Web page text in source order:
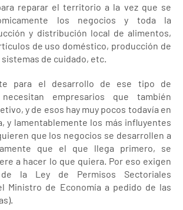
reparar el territorio a la vez que se
los negocios y toda la
y distribución local de alimentos,
de uso doméstico, producción de
de cuidado, etc.
para el desarrollo de ese tipo de
empresarios que también
y de esos hay muy pocos todavía en
y lamentablemente los más influyentes
que los negocios se desarrollen a
que el que llega primero, se
a hacer lo que quiera. Por eso exigen
la Ley de Permisos Sectoriales
Ministro de Economía a pedido de las